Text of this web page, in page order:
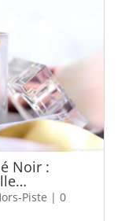
Noir :
Piste | 0